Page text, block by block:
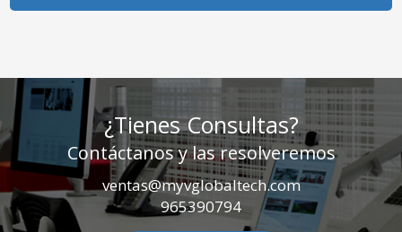
¿Tienes Consultas?
Contáctanos y las resolveremos
ventas@myvglobaltech.com
965390794